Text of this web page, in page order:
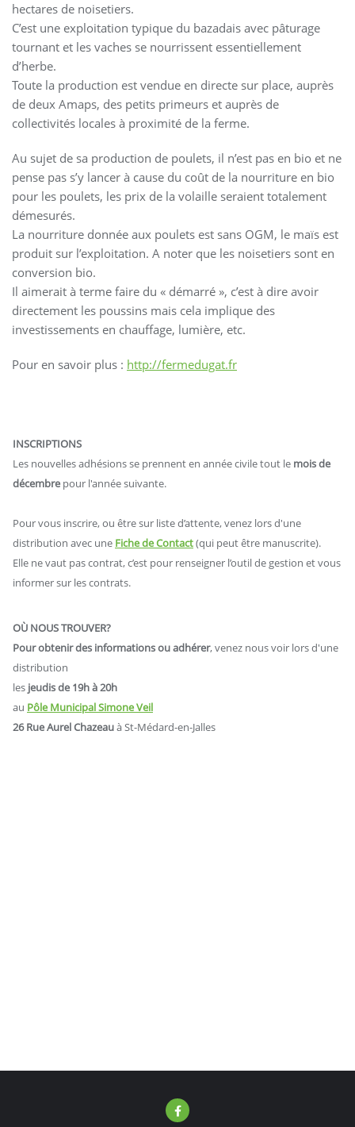
hectares de noisetiers.
C’est une exploitation typique du bazadais avec pâturage
tournant et les vaches se nourrissent essentiellement
d’herbe.
Toute la production est vendue en directe sur place, auprès
de deux Amaps, des petits primeurs et auprès de
collectivités locales à proximité de la ferme.
Au sujet de sa production de poulets, il n’est pas en bio et ne
pense pas s’y lancer à cause du coût de la nourriture en bio
pour les poulets, les prix de la volaille seraient totalement
démesurés.
La nourriture donnée aux poulets est sans OGM, le maïs est
produit sur l’exploitation. A noter que les noisetiers sont en
conversion bio.
Il aimerait à terme faire du « démarré », c’est à dire avoir
directement les poussins mais cela implique des
investissements en chauffage, lumière, etc.
Pour en savoir plus : http://fermedugat.fr
INSCRIPTIONS
Les nouvelles adhésions se prennent en année civile tout le mois de
décembre pour l'année suivante.
Pour vous inscrire, ou être sur liste d’attente, venez lors d'une
distribution avec une Fiche de Contact(qui peut être manuscrite).
Elle ne vaut pas contrat, c’est pour renseigner l’outil de gestion et vous
informer sur les contrats.
OÙ NOUS TROUVER?
Pour obtenir des informations ouadhérer, venez nous voir lors d'une
distribution
les jeudis de 19h à 20h
au Pôle Municipal Simone Veil
26 Rue Aurel Chazeauà St-Médard-en-Jalles